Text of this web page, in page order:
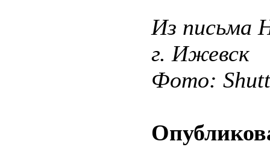
Из письма
г. Ижевск
Фото: